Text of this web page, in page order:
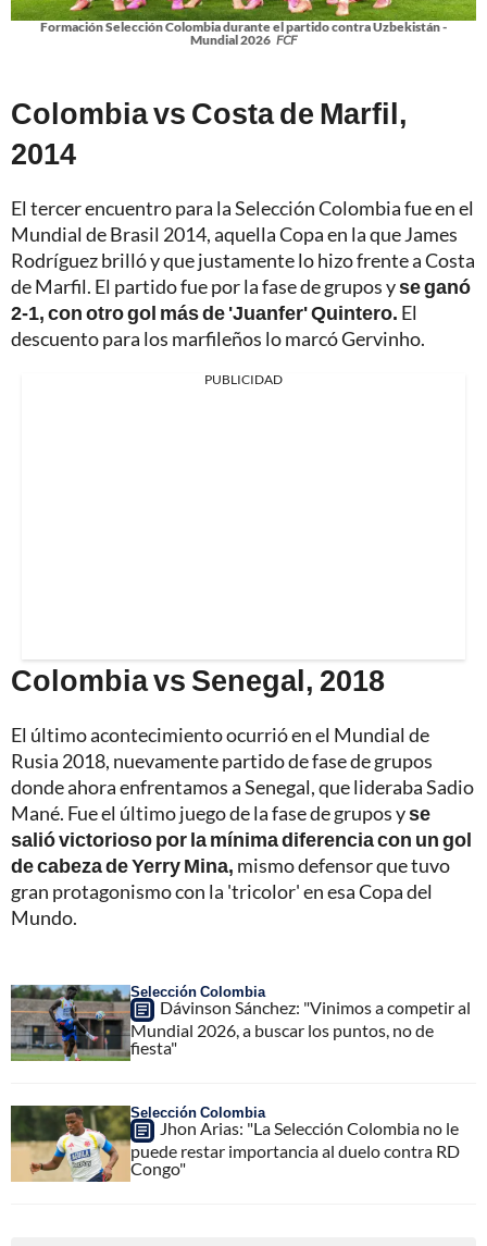
Formación Selección Colombia durante el partido contra Uzbekistán -
Mundial 2026 FCF
Colombia vs Costa de Marfil,
2014
El tercer encuentro para la Selección Colombia fue en el
Mundial de Brasil 2014, aquella Copa en la que James
Rodríguez brilló y que justamente lo hizo frente a Costa
de Marfil. El partido fue por la fase de grupos yse ganó
2-1, con otro gol más de 'Juanfer' Quintero. El
descuento para los marfileños lo marcó Gervinho.
PUBLICIDAD
Colombia vs Senegal, 2018
El último acontecimiento ocurrió en el Mundial de
Rusia 2018, nuevamente partido de fase de grupos
donde ahora enfrentamos a Senegal, que lideraba Sadio
Mané. Fue el último juego de la fase de grupos yse
salió victorioso por la mínima diferencia con un gol
de cabeza de Yerry Mina, mismo defensor que tuvo
gran protagonismo con la 'tricolor' en esa Copa del
Mundo.
Selección Colombia
Dávinson Sánchez: "Vinimos a competir al
Mundial 2026, a buscar los puntos, no de
fiesta"
Selección Colombia
Jhon Arias: "La Selección Colombia no le
puede restar importancia al duelo contra RD
Congo"